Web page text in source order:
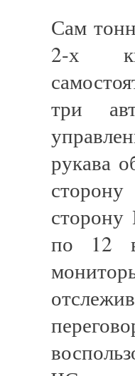
Сам
2-х
три
рукава
сторону
по 12